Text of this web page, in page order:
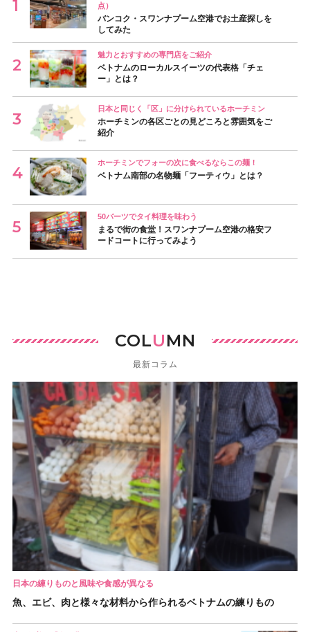
点）
バンコク・スワンナプーム空港でお土産探しを
してみた
魅力とおすすめの専門店をご紹介
ベトナムのローカルスイーツの代表格「チェ
ー」とは？
日本と同じく「区」に分けられているホーチミン
ホーチミンの各区ごとの見どころと雰囲気をご
紹介
ホーチミンでフォーの次に食べるならこの麺！
ベトナム南部の名物麺「フーティウ」とは？
50バーツでタイ料理を味わう
まるで街の食堂！スワンナプーム空港の格安フ
ードコートに行ってみよう
COLUMN
最新コラム
日本の練りものと風味や食感が異なる
魚、エビ、肉と様々な材料から作られるベトナムの練りもの